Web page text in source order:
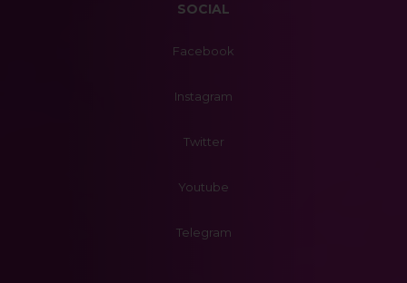
SOCIAL
Facebook
Instagram
Twitter
Youtube
Telegram